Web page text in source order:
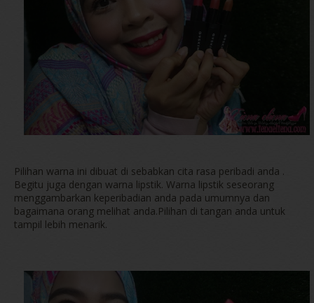
Pilihan warna ini dibuat di sebabkan cita rasa peribadi anda .
Begitu juga dengan warna lipstik. Warna lipstik seseorang
menggambarkan keperibadian anda pada umumnya dan
bagaimana orang melihat anda.Pilihan di tangan anda untuk
tampil lebih menarik.